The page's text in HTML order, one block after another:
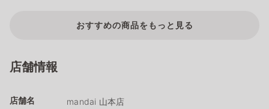
おすすめの商品をもっと見る
店舗情報
店舗名 mandai 山本店